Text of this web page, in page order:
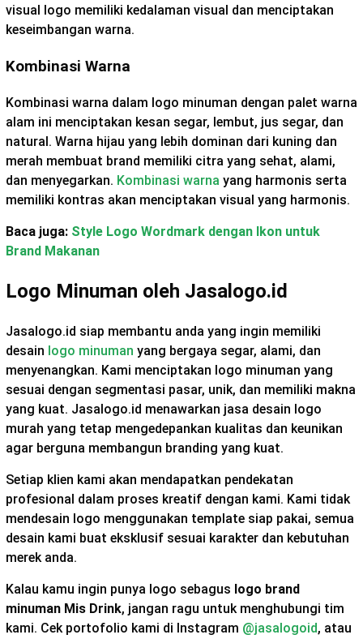
visual logo memiliki kedalaman visual dan menciptakan
keseimbangan warna.
Kombinasi Warna
Kombinasi warna dalam logo minuman dengan palet warna
alam ini menciptakan kesan segar, lembut, jus segar, dan
natural. Warna hijau yang lebih dominan dari kuning dan
merah membuat brand memiliki citra yang sehat, alami,
dan menyegarkan. Kombinasi warna yang harmonis serta
memiliki kontras akan menciptakan visual yang harmonis.
Baca juga: Style Logo Wordmark dengan Ikon untuk
Brand Makanan
Logo Minuman oleh Jasalogo.id
Jasalogo.id siap membantu anda yang ingin memiliki
desain logo minuman yang bergaya segar, alami, dan
menyenangkan. Kami menciptakan logo minuman yang
sesuai dengan segmentasi pasar, unik, dan memiliki makna
yang kuat. Jasalogo.id menawarkan jasa desain logo
murah yang tetap mengedepankan kualitas dan keunikan
agar berguna membangun branding yang kuat.
Setiap klien kami akan mendapatkan pendekatan
profesional dalam proses kreatif dengan kami. Kami tidak
mendesain logo menggunakan template siap pakai, semua
desain kami buat eksklusif sesuai karakter dan kebutuhan
merek anda.
Kalau kamu ingin punya logo sebagus logo brand
minuman Mis Drink, jangan ragu untuk menghubungi tim
kami. Cek portofolio kami di Instagram @jasalogoid, atau